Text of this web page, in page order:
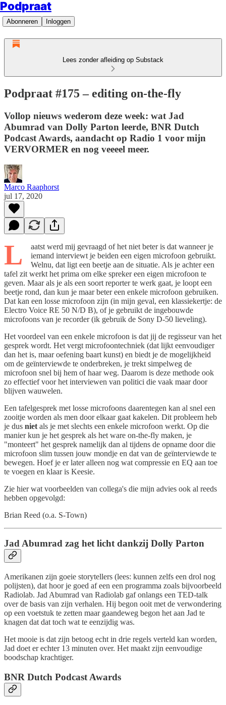
Podpraat
Abonneren Inloggen
Lees zonder afleiding op Substack
Podpraat #175 – editing on-the-fly
Vollop nieuws wederom deze week: wat Jad
Abumrad van Dolly Parton leerde, BNR Dutch
Podcast Awards, aandacht op Radio 1 voor mijn
VERVORMER en nog veeeel meer.
Marco Raaphorst
jul 17, 2020
L
aatst werd mij gevraagd of het niet beter is dat wanneer je
iemand interviewt je beiden een eigen microfoon gebruikt.
Welnu, dat ligt een beetje aan de situatie. Als je achter een
tafel zit werkt het prima om elke spreker een eigen microfoon te
geven. Maar als je als een soort reporter te werk gaat, je loopt een
beetje rond, dan kun je maar beter een enkele microfoon gebruiken.
Dat kan een losse microfoon zijn (in mijn geval, een klassiekertje: de
Electro Voice RE 50 N/D B), of je gebruikt de ingebouwde
microfoons van je recorder (ik gebruik de Sony D-50 lieveling).
Het voordeel van een enkele microfoon is dat jij de regisseur van het
gesprek wordt. Het vergt microfoontechniek (dat lijkt eenvoudiger
dan het is, maar oefening baart kunst) en biedt je de mogelijkheid
om de geïnterviewde te onderbreken, je trekt simpelweg de
microfoon snel bij hem of haar weg. Daarom is deze methode ook
zo effectief voor het interviewen van politici die vaak maar door
blijven wauwelen.
Een tafelgesprek met losse microfoons daarentegen kan al snel een
zooitje worden als men door elkaar gaat kakelen. Dit probleem heb
je dus niet als je met slechts een enkele microfoon werkt. Op die
manier kun je het gesprek als het ware on-the-fly maken, je
"monteert" het gesprek namelijk dan al tijdens de opname door die
microfoon slim tussen jouw mondje en dat van de geïnterviewde te
bewegen. Hoef je er later alleen nog wat compressie en EQ aan toe
te voegen en klaar is Keesie.
Zie hier wat voorbeelden van collega's die mijn advies ook al reeds
hebben opgevolgd:
Brian Reed (o.a. S-Town)
Jad Abumrad zag het licht dankzij Dolly Parton
Amerikanen zijn goeie storytellers (lees: kunnen zelfs een drol nog
polijsten), dat hoor je goed af een een programma zoals bijvoorbeeld
Radiolab. Jad Abumrad van Radiolab gaf onlangs een TED-talk
over de basis van zijn verhalen. Hij begon ooit met de verwondering
op een voetstuk te zetten maar gaandeweg begon het aan Jad te
knagen dat dat toch wat te eenzijdig was.
Het mooie is dat zijn betoog echt in drie regels verteld kan worden,
Jad doet er echter 13 minuten over. Het maakt zijn eenvoudige
boodschap krachtiger.
BNR Dutch Podcast Awards